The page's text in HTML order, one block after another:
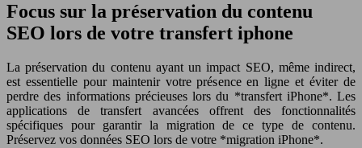
Focus sur la préservation du contenu
SEO lors de votre transfert iphone
La préservation du contenu ayant un impact SEO, même indirect,
est essentielle pour maintenir votre présence en ligne et éviter de
perdre des informations précieuses lors du *transfert iPhone*. Les
applications de transfert avancées offrent des fonctionnalités
spécifiques pour garantir la migration de ce type de contenu.
Préservez vos données SEO lors de votre *migration iPhone*.